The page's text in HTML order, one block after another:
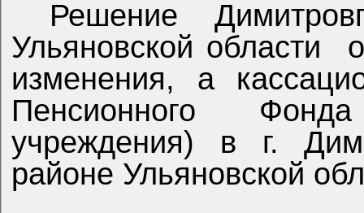
Решение
Ульяновской области
изменения, а
Пенсионного
учреждения) в г.
районе Ульяновской